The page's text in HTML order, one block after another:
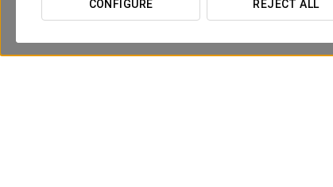
CONFIGURE REJECT ALL